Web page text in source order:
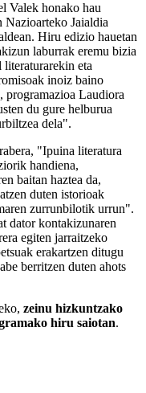
Valek honako hau
Jaialdia
Hiru edizio hauetan
laburrak eremu bizia
literaturarekin eta
inoiz baino
programazioa Laudiora
du gure helburua
dela".
"Ipuina literatura
handiena,
baitan haztea da,
duten istorioak
zurrunbilotik urrun".
dator kontakizunaren
egiten jarraitzeko
erakartzen ditugu
berritzen duten ahots
zeinu hizkuntzako
hiru saiotan.